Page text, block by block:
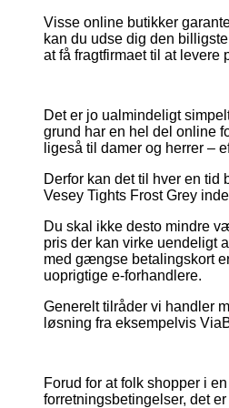
Visse online butikker
kan du udse dig den
at få fragtfirmaet til at levere
Det er jo ualmindeligt
grund har en hel del online
ligeså til damer og herrer –
Derfor kan det til hver en
Vesey Tights Frost Grey
Du skal ikke desto mindre
pris der kan virke uendeligt
med gængse betalingskort
uoprigtige e-forhandlere.
Generelt tilråder vi handler
løsning fra eksempelvis
Forud for at folk shopper i
forretningsbetingelser, det